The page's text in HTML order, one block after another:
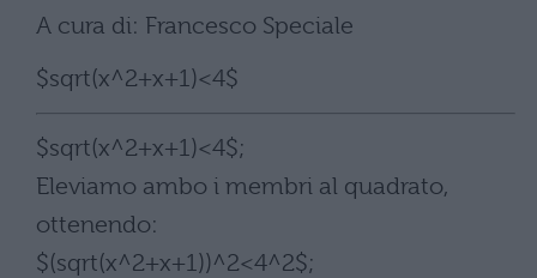
A cura di: Francesco Speciale
$sqrt(x^2+x+1)<4$
$sqrt(x^2+x+1)<4$;
Eleviamo ambo i membri al quadrato,
ottenendo:
$(sqrt(x^2+x+1))^2<4^2$;